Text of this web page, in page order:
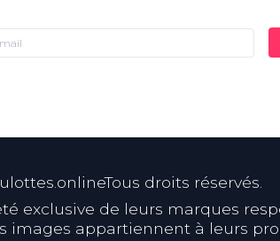
droits réservés.
exclusive de leurs marques
images appartiennent à leurs